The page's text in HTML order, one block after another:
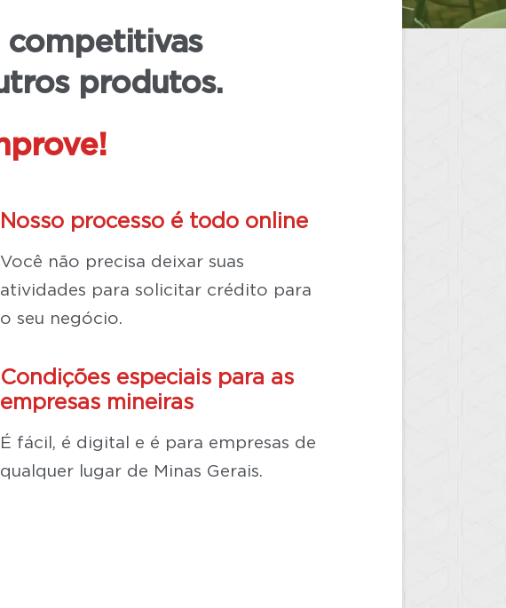
competitivas
produtos.
Nosso processo é todo online
Você não precisa deixar suas
atividades para solicitar crédito para
o seu negócio.
Condições especiais para as
empresas mineiras
É fácil, é digital e é para empresas de
qualquer lugar de Minas Gerais.